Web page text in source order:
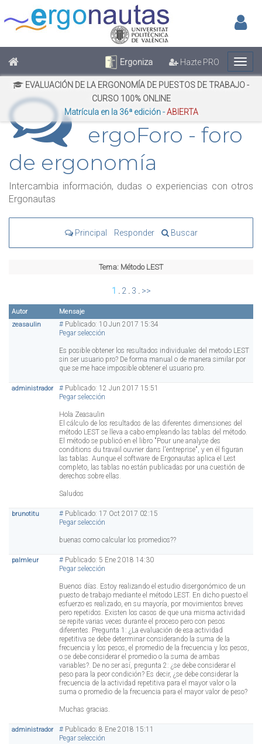
Ergoniza Hazte PRO
EVALUACIÓN DE LA ERGONOMÍA DE PUESTOS DE TRABAJO -
CURSO 100% ONLINE
Matrícula en la 36ª edición -ABIERTA
ergoForo - foro
de ergonomía
Intercambia información, dudas o experiencias con otros
Ergonautas
Principal Responder Buscar
Tema: Método LEST
1 . 2 . 3 . >>
Autor
Mensaje
zeasaulin
# Publicado: 10 Jun 2017 15:34
Pegar selección
Es posible obtener los resultados individuales del metodo LEST
sin ser usuario pro? De forma manual o de manera similar por
que se me hace imposible obtener el usuario pro.
administrador # Publicado: 12 Jun 2017 15:51
Pegar selección
Hola Zeasaulin
El cálculo de los resultados de las diferentes dimensiones del
método LEST se lleva a cabo empleando las tablas del método.
El método se publicó en el libro "Pour une analyse des
conditions du travail ouvrier dans l'entreprise", y en él figuran
las tablas. Aunque el software de Ergonautas aplica el Lest
completo, las tablas no están publicadas por una cuestión de
derechos sobre ellas.
Saludos
brunotitu # Publicado: 17 Oct 2017 02:15
Pegar selección
buenas como calcular los promedios??
palmleur # Publicado: 5 Ene 2018 14:30
Pegar selección
Buenos días. Estoy realizando el estudio disergonómico de un
puesto de trabajo mediante el método LEST. En dicho puesto el
esfuerzo es realizado, en su mayoría, por movimientos breves
pero repetidos. Existen los casos de que una misma actividad
se repite varias veces durante el proceso pero con pesos
diferentes. Pregunta 1: ¿La evaluación de esa actividad
repetitiva se debe determinar considerando la suma de la
frecuencia y los pesos, el promedio de la frecuencia y los pesos,
o se debe considerar el promedio o la suma de ambas
variables?. De no ser así, pregunta 2: ¿se debe considerar el
peso para la peor condición? Es decir, ¿se debe considerar la
frecuencia de la actividad repetitiva para el mayor valor o la
suma o promedio de la frecuencia para el mayor valor de peso?
Muchas gracias.
administrador # Publicado: 8 Ene 2018 15:11
Pegar selección